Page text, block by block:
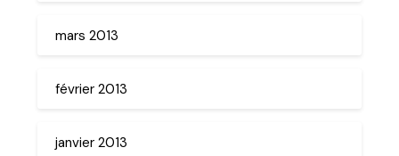
mars 2013
février 2013
janvier 2013